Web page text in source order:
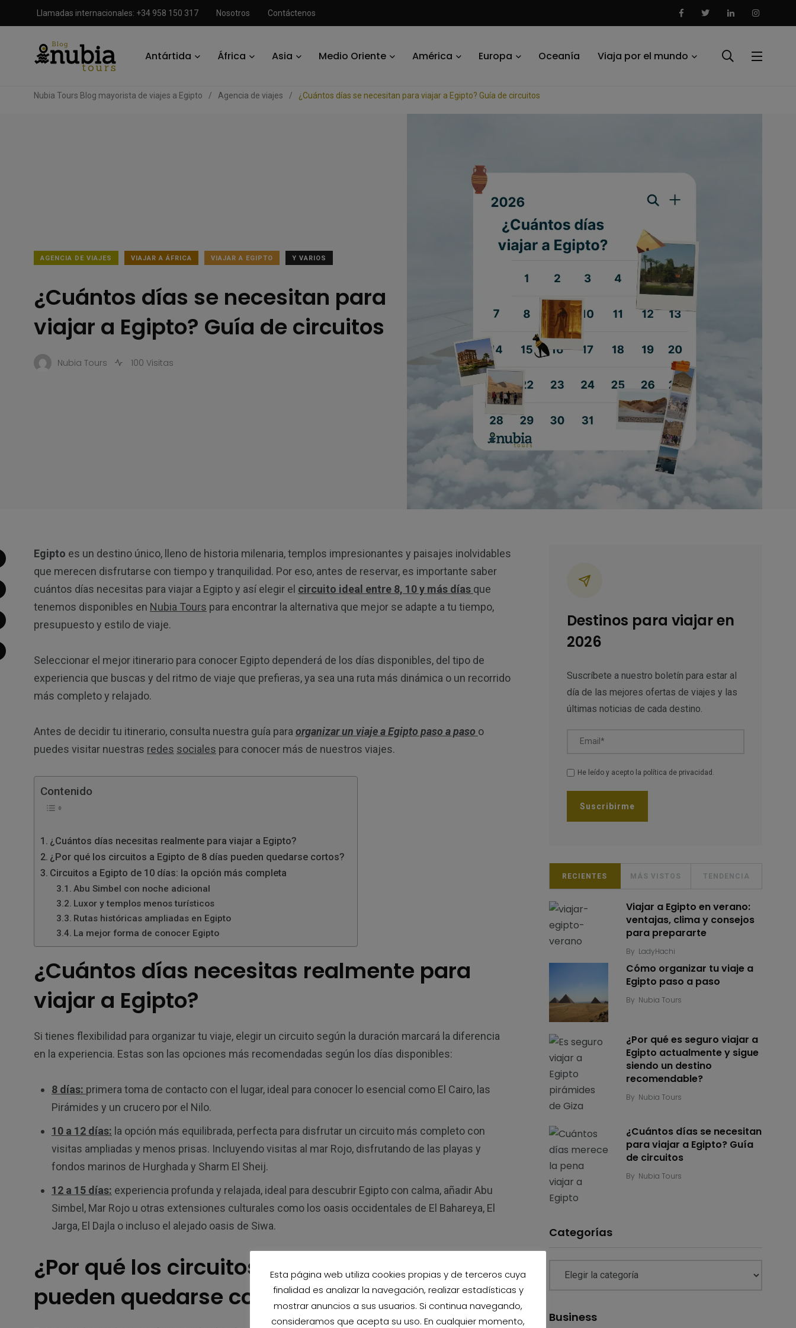
Llamadas internacionales: +34 958 150 317 Nosotros Contáctenos
Antártida África Asia Medio Oriente América Europa Oceanía Viaja por el mundo
Nubia Tours Blog mayorista de viajes a Egipto / Agencia de viajes / ¿Cuántos días se necesitan para viajar a Egipto? Guía de circuitos
AGENCIA DE VIAJES VIAJAR A ÁFRICA VIAJAR A EGIPTO Y VARIOS
¿Cuántos días se necesitan para
viajar a Egipto? Guía de circuitos
Nubia Tours 100 Visitas
Egipto es un destino único, lleno de historia milenaria, templos impresionantes y paisajes inolvidables
que merecen disfrutarse con tiempo y tranquilidad. Por eso, antes de reservar, es importante saber
cuántos días necesitas para viajar a Egipto y así elegir el circuito ideal entre 8, 10 y más días que
tenemos disponibles en Nubia Tours para encontrar la alternativa que mejor se adapte a tu tiempo,
presupuesto y estilo de viaje.
Seleccionar el mejor itinerario para conocer Egipto dependerá de los días disponibles, del tipo de
experiencia que buscas y del ritmo de viaje que prefieras, ya sea una ruta más dinámica o un recorrido
más completo y relajado.
Antes de decidir tu itinerario, consulta nuestra guía para organizar un viaje a Egipto paso a paso o
puedes visitar nuestras redes sociales para conocer más de nuestros viajes.
Contenido
¿Cuántos días necesitas realmente para viajar a Egipto?
¿Por qué los circuitos a Egipto de 8 días pueden quedarse cortos?
Circuitos a Egipto de 10 días: la opción más completa
Abu Simbel con noche adicional
Luxor y templos menos turísticos
Rutas históricas ampliadas en Egipto
La mejor forma de conocer Egipto
¿Cuántos días necesitas realmente para
viajar a Egipto?
Si tienes flexibilidad para organizar tu viaje, elegir un circuito según la duración marcará la diferencia
en la experiencia. Estas son las opciones más recomendadas según los días disponibles:
8 días: primera toma de contacto con el lugar, ideal para conocer lo esencial como El Cairo, las
Pirámides y un crucero por el Nilo.
10 a 12 días: la opción más equilibrada, perfecta para disfrutar un circuito más completo con
visitas ampliadas y menos prisas. Incluyendo visitas al mar Rojo, disfrutando de las playas y
fondos marinos de Hurghada y Sharm El Sheij.
12 a 15 días: experiencia profunda y relajada, ideal para descubrir Egipto con calma, añadir Abu
Simbel, Mar Rojo u otras extensiones culturales como los oasis occidentales de El Bahareya, El
Jarga, El Dajla o incluso el alejado oasis de Siwa.
¿Por qué los circuitos a Egipto de 8 días
pueden quedarse cortos?
Destinos para viajar en
2026
Suscríbete a nuestro boletín para estar al
día de las mejores ofertas de viajes y las
últimas noticias de cada destino.
Email*
He leído y acepto la política de privacidad
RECIENTES MÁS VISTOS TENDENCIA
Viajar a Egipto en verano:
ventajas, clima y consejos
para prepararte
By LadyHachi
Cómo organizar tu viaje a
Egipto paso a paso
By Nubia Tours
¿Por qué es seguro viajar a
Egipto actualmente y sigue
siendo un destino
recomendable?
By Nubia Tours
¿Cuántos días se necesitan
para viajar a Egipto? Guía
de circuitos
By Nubia Tours
Categorías
Business
Esta página web utiliza cookies propias y de terceros cuya
finalidad es analizar la navegación, realizar estadísticas y
mostrar anuncios a sus usuarios. Si continua navegando,
consideramos que acepta su uso. En cualquier momento,